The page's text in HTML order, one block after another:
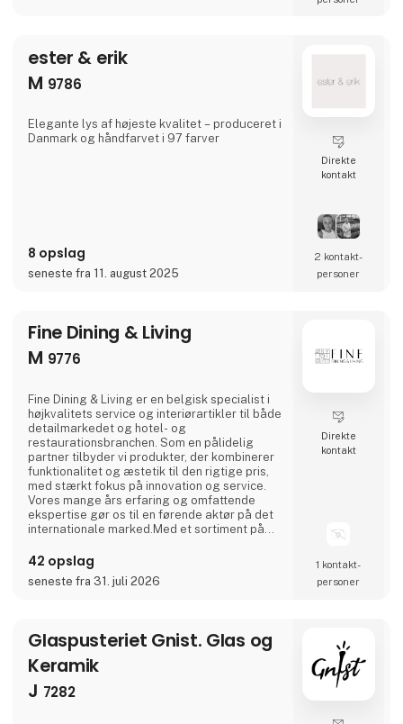
det i frostsikker Stone Ware udførelse, samt i
flot og
ester & erik
M 9786
Elegante lys af højeste kvalitet – produceret i
Danmark og håndfarvet i 97 farver
8 opslag
seneste fra 11. august 2025
Direkte
kontakt
2 kontakt­
personer
Fine Dining & Living
M 9776
Fine Dining & Living er en belgisk specialist i
højkvalitets service og interiørartikler til både
detailmarkedet og hotel- og
restaurationsbranchen. Som en pålidelig
partner tilbyder vi produkter, der kombinerer
funktionalitet og æstetik til den rigtige pris,
med stærkt fokus på innovation og service.
Vores mange års erfaring og omfattende
ekspertise gør os til en førende aktør på det
internationale marked.Med et sortiment på
forskellige egne mærker er vi klar til at
inspirere dine kunder og øge dit salg. Fra
stilfulde bordkollektioner til innovative
42 opslag
seneste fra 31. juli 2026
Direkte
kontakt
1 kontakt­
personer
Glaspusteriet Gnist. Glas og
Keramik
J 7282